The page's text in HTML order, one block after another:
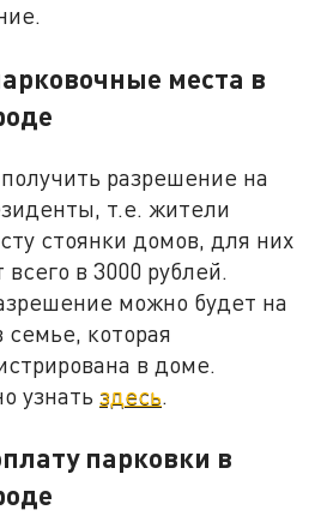
места в
разрешение на
т.е. жители
стоянки домов, для них
в 3000 рублей.
можно будет на
которая
в доме.
узнать здесь
парковки в